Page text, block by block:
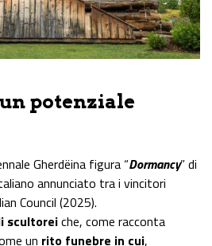
potenziale
Gherdëina figura “Dormancy” di
annunciato tra i vincitori
Council (2025).
scultoreiche, come racconta
un rito funebre in cui,